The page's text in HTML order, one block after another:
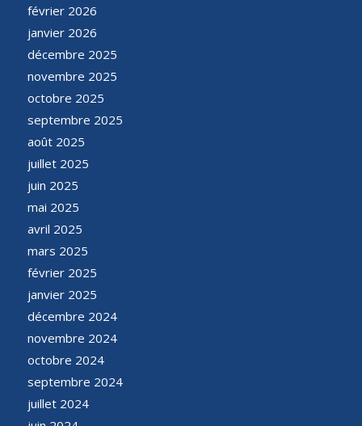
février 2026
janvier 2026
décembre 2025
novembre 2025
octobre 2025
septembre 2025
août 2025
juillet 2025
juin 2025
mai 2025
avril 2025
mars 2025
février 2025
janvier 2025
décembre 2024
novembre 2024
octobre 2024
septembre 2024
juillet 2024